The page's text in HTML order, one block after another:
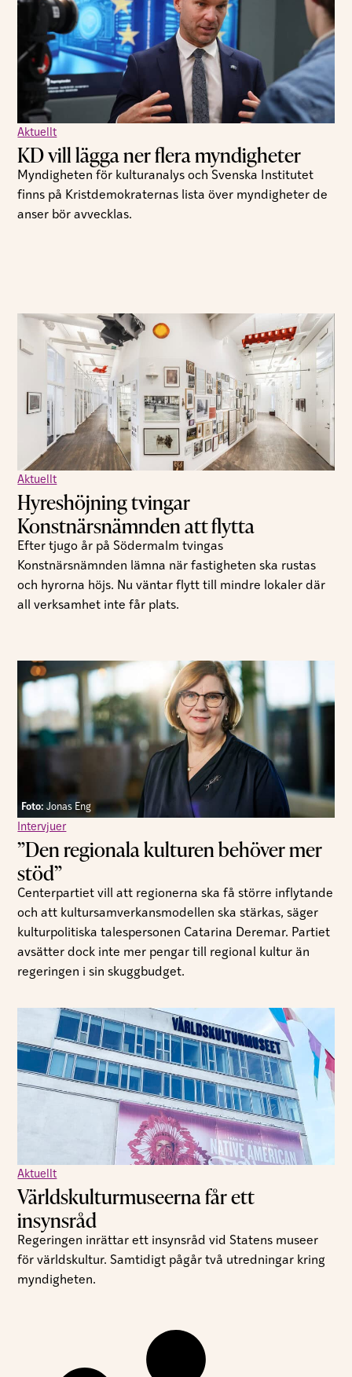
Aktuellt
KD vill lägga ner flera myndigheter
Myndigheten för kulturanalys och Svenska Institutet
finns på Kristdemokraternas lista över myndigheter de
anser bör avvecklas.
Aktuellt
Hyreshöjning tvingar
Konstnärsnämnden att flytta
Efter tjugo år på Södermalm tvingas
Konstnärsnämnden lämna när fastigheten ska rustas
och hyrorna höjs. Nu väntar flytt till mindre lokaler där
all verksamhet inte får plats.
Foto:Jonas Eng
Intervjuer
”Den regionala kulturen behöver mer
stöd”
Centerpartiet vill att regionerna ska få större inflytande
och att kultursamverkansmodellen ska stärkas, säger
kulturpolitiska talespersonen Catarina Deremar. Partiet
avsätter dock inte mer pengar till regional kultur än
regeringen i sin skuggbudget.
Aktuellt
Världskulturmuseerna får ett
insynsråd
Regeringen inrättar ett insynsråd vid Statens museer
för världskultur. Samtidigt pågår två utredningar kring
myndigheten.